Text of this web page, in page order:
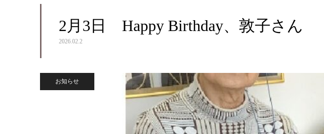
2月3日 Happy Birthday、敦子さん
2026.02.2
お知らせ